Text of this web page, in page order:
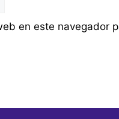
en este navegador